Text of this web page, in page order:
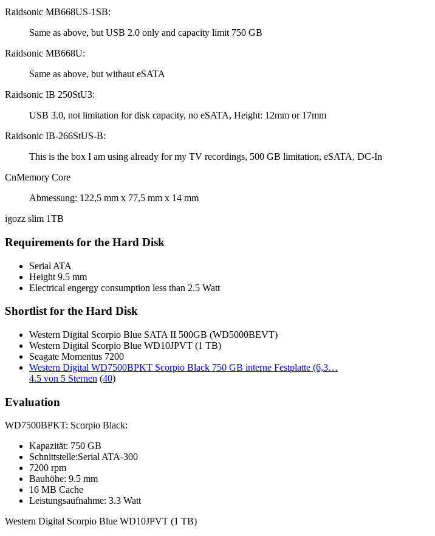
Raidsonic MB668US-1SB:
Same as above, but USB 2.0 only and capacity limit 750 GB
Raidsonic MB668U:
Same as above, but withaut eSATA
Raidsonic IB 250StU3:
USB 3.0, not limitation for disk capacity, no eSATA, Height: 12mm or 17mm
Raidsonic IB-266StUS-B:
This is the box I am using already for my TV recordings, 500 GB limitation, eSATA, DC-In
CnMemory Core
Abmessung: 122,5 mm x 77,5 mm x 14 mm
igozz slim 1TB
Requirements for the Hard Disk
Serial ATA
Height 9.5 mm
Electrical engergy consumption less than 2.5 Watt
Shortlist for the Hard Disk
Western Digital Scorpio Blue SATA II 500GB (WD5000BEVT)
Western Digital Scorpio Blue WD10JPVT (1 TB)
Seagate Momentus 7200
Western Digital WD7500BPKT Scorpio Black 750 GB interne Festplatte (6,3…
4.5 von 5 Sternen (40)
Evaluation
WD7500BPKT: Scorpio Black:
Kapazität: 750 GB
Schnittstelle:Serial ATA-300
7200 rpm
Bauhöhe: 9.5 mm
16 MB Cache
Leistungsaufnahme: 3.3 Watt
Western Digital Scorpio Blue WD10JPVT (1 TB)